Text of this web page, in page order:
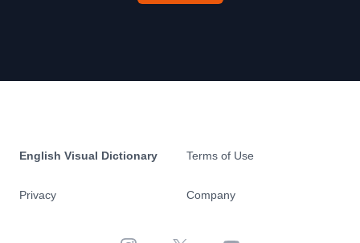
English Visual Dictionary
Privacy
Terms of Use
Company